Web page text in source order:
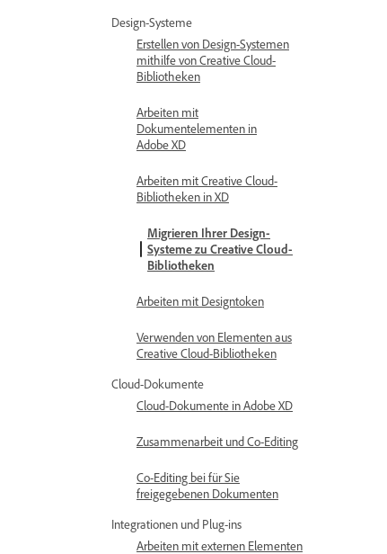
Design-Systeme
Erstellen von Design-Systemen
mithilfe von Creative Cloud-
Bibliotheken
Arbeiten mit
Dokumentelementen in
Adobe XD
Arbeiten mit Creative Cloud-
Bibliotheken in XD
Migrieren Ihrer Design-
Systeme zu Creative Cloud-
Bibliotheken
Arbeiten mit Designtoken
Verwenden von Elementen aus
Creative Cloud-Bibliotheken
Cloud-Dokumente
Cloud-Dokumente in Adobe XD
Zusammenarbeit und Co-Editing
Co-Editing bei für Sie
freigegebenen Dokumenten
Integrationen und Plug-ins
Arbeiten mit externen Elementen